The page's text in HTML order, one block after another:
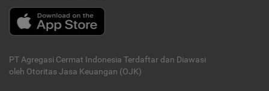
PT Agregasi Cermat Indonesia Terdaftar dan Diawasi
oleh Otoritas Jasa Keuangan (OJK)